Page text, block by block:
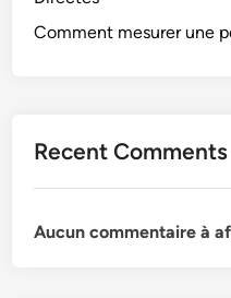
Comment mesurer une
Recent Comments
Aucun commentaire à